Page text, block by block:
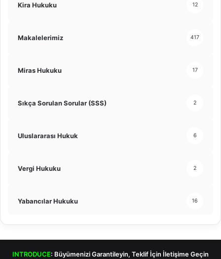
Kira Hukuku 12
Makalelerimiz 417
Miras Hukuku 17
Sıkça Sorulan Sorular (SSS) 2
Uluslararası Hukuk 6
Vergi Hukuku 2
Yabancılar Hukuku 16
INTRODUCE: Büyümenizi Garantileyin, Teklif İçin İletişime Geçin